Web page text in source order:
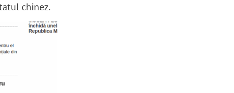
chinez.